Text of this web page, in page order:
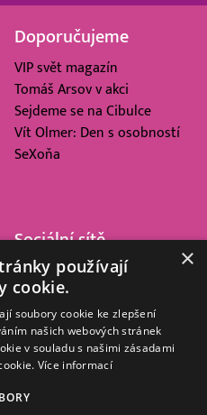
Doporučujeme
VIP svět magazín
Tomáš Arsov v akci
Sejdeme se na Cibulce
Vít Olmer: Den s osobností
SeXoňa
Sociální sítě
×
používají
cookie.
soubory cookie ke zlepšení
našich webových stránek
v souladu s našimi zásadami
Více informací